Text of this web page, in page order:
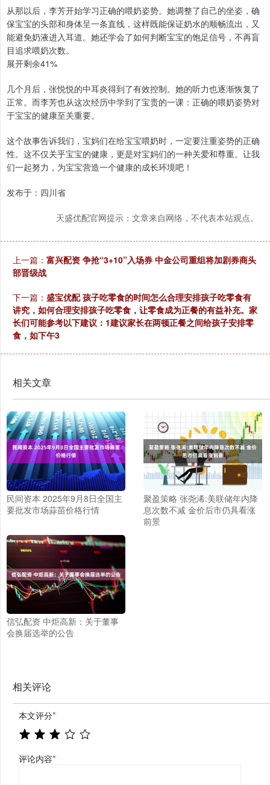
从那以后，李芳开始学习正确的喂奶姿势。她调整了自己的坐姿，确
保宝宝的头部和身体呈一条直线，这样既能保证奶水的顺畅流出，又
能避免奶液进入耳道。她还学会了如何判断宝宝的饱足信号，不再盲
目追求喂奶次数。
展开剩余41%
几个月后，张悦悦的中耳炎得到了有效控制。她的听力也逐渐恢复了
正常。而李芳也从这次经历中学到了宝贵的一课：正确的喂奶姿势对
于宝宝的健康至关重要。
这个故事告诉我们，宝妈们在给宝宝喂奶时，一定要注重姿势的正确
性。这不仅关乎宝宝的健康，更是对宝妈们的一种关爱和尊重。让我
们一起努力，为宝宝营造一个健康的成长环境吧！
发布于：四川省
天盛优配官网提示：文章来自网络，不代表本站观点。
上一篇： 富兴配资 争抢“3+10”入场券 中金公司重组将加剧券商头
部晋级战
下一篇： 盛宝优配 孩子吃零食的时间怎么合理安排孩子吃零食有
讲究，如何合理安排孩子吃零食，让零食成为正餐的有益补充。家
长们可能参考以下建议：1建议家长在两顿正餐之间给孩子安排零
食，如下午3
相关文章
民间资本 2025年9月8日全国主
要批发市场蒜苗价格行情
聚盈策略 张尧浠:美联储年内降
息次数不减 金价后市仍具看涨
前景
信弘配资 中炬高新：关于董事
会换届选举的公告
相关评论
本文评分*
评论内容*